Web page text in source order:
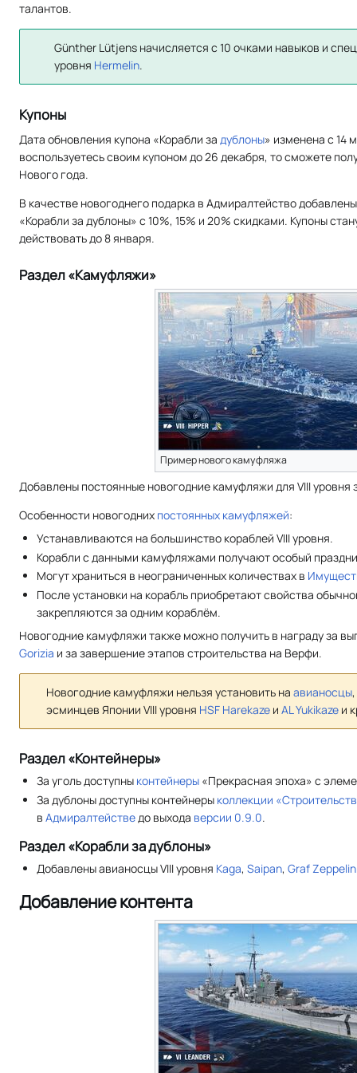
талантов.
Günther Lütjens начисляется с 10 очками навыков и
уровня Hermelin.
Купоны
Дата обновления купона «Корабли за дублоны» изменена с 14
воспользуетесь своим купоном до 26 декабря, то сможете
Нового года.
В качестве новогоднего подарка в Адмиралтейство
«Корабли за дублоны» с 10%, 15% и 20% скидками. Купоны
действовать до 8 января.
Раздел «Камуфляжи»
Пример нового камуфляжа
Добавлены постоянные новогодние камуфляжи для VIII уровня
Особенности новогодних постоянных камуфляжей:
Устанавливаются на большинство кораблей VIII уровня.
Корабли с данными камуфляжами получают особый
Могут храниться в неограниченных количествах в
После установки на корабль приобретают свойства
закрепляются за одним кораблём.
Новогодние камуфляжи также можно получить в награду за
Gorizia и за завершение этапов строительства на Верфи.
Новогодние камуфляжи нельзя установить на авианосцы
эсминцев Японии VIII уровня HSF Harekazeи AL Yukikazeи
Раздел «Контейнеры»
За уголь доступны контейнеры «Прекрасная эпоха» с
За дублоны доступны контейнеры коллекции
вАдмиралтействе до выхода версии 0.9.0.
Раздел «Корабли за дублоны»
Добавлены авианосцы VIII уровня Kaga,Saipan,Graf Zeppelin
Добавление контента